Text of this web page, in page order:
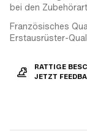
bei den
Französisches
Erstausrüster-
RATTIGE
JETZT